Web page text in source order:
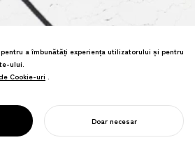
și forma—găsind frumusețea în
rezistență și echilibru.
a îmbunătăți experiența utilizatorului și pentru
ului.
Cookie-uri
Cookie-uri .
Doar necesar